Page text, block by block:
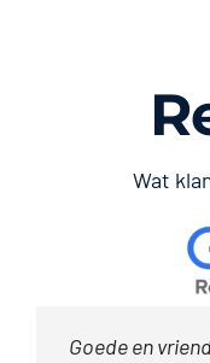
Wat
Afgelopen
Goede en
Ik had mijn
Aardige
Mijn auto
Vannacht had